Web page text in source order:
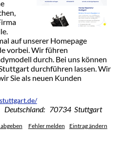
auf unserer Homepage
vorbei. Wir führen
durch. Bei uns können
durchführen lassen. Wir
Sie als neuen Kunden
Deutschland: 70734 Stuttgart
Fehler melden Eintrag ändern